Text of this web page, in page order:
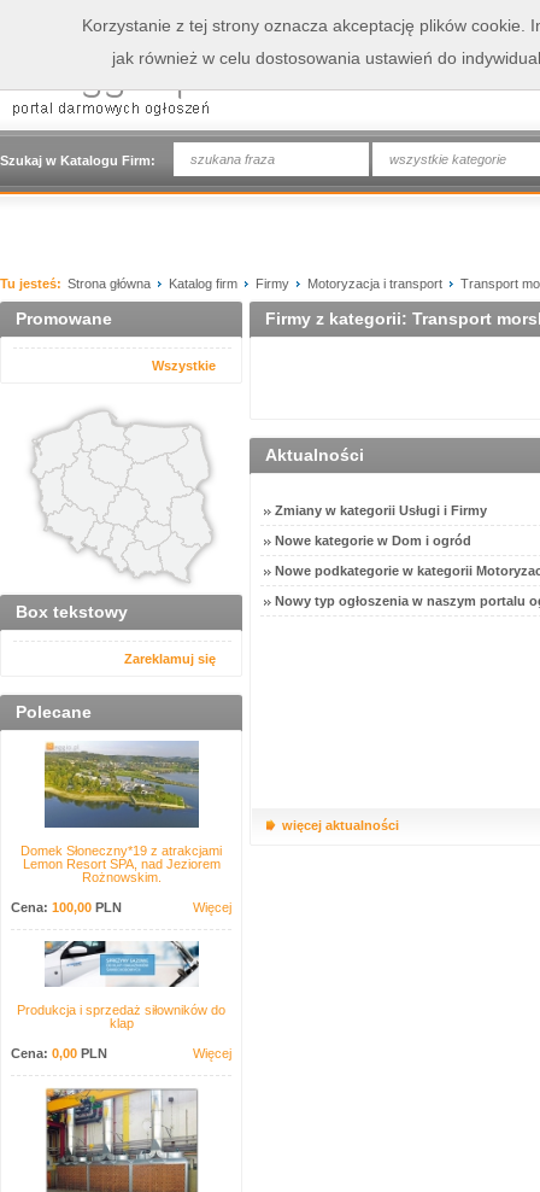
Szukaj w Katalogu Firm: wszystkie kategorie
Tu jesteś: Strona główna Katalog firm Firmy Motoryzacja i transport Transport
Promowane
Wszystkie
Box tekstowy
Zareklamuj się
Polecane
Domek Słoneczny*19 z atrakcjami
Lemon Resort SPA, nad Jeziorem
Rożnowskim.
Cena: 100,00 PLN Więcej
Produkcja i sprzedaż siłowników do
klap
Cena: 0,00 PLN Więcej
Firmy z kategorii: Transport
Aktualności
Zmiany w kategorii Usługi i Firmy
Nowe kategorie w Dom i ogród
Nowe podkategorie w kategorii
Nowy typ ogłoszenia w naszym portalu
więcej aktualności
Korzystanie z tej strony oznacza akceptację plików cookie.
jak również w celu dostosowania ustawień do